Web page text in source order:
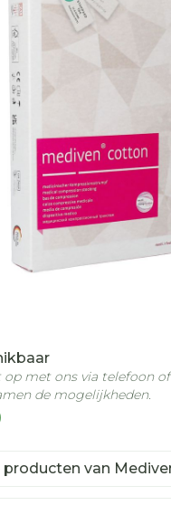
met ons via telefoon
de mogelijkheden.
producten van